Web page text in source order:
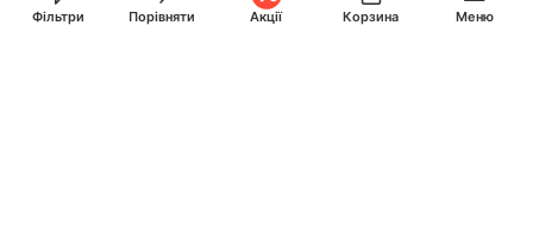
Фільтри Порівняти Акції Корзина Меню